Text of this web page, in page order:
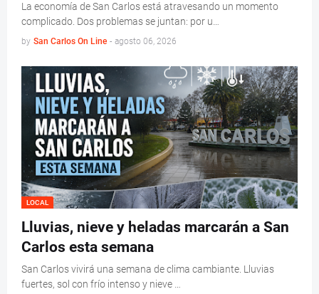
La economía de San Carlos está atravesando un momento
complicado. Dos problemas se juntan: por u…
by San Carlos On Line - agosto 06, 2026
LOCAL
Lluvias, nieve y heladas marcarán a San
Carlos esta semana
San Carlos vivirá una semana de clima cambiante. Lluvias
fuertes, sol con frío intenso y nieve …